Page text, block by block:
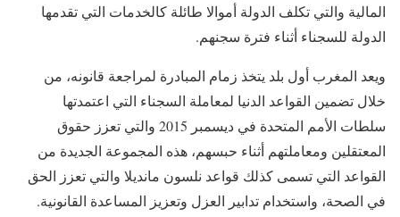
المالية والتي تكلف الدولة أموالا طائلة كالخدمات التي تقدمها
الدولة للسجناء أثناء فترة سجنهم.
ويعد المغرب أول بلد يتخذ زمام المبادرة لمراجعة قانونه، من
خلال تضمين القواعد الدنيا لمعاملة السجناء التي اعتمدتها
سلطات الأمم المتحدة في ديسمبر 2015 والتي تعزز حقوق
المعتقلين ومعاملتهم أثناء حبسهم، هذه المجموعة الجديدة من
القواعد التي تسمى كذلك قواعد نلسون مانديلا والتي تعزز الحق
في الصحة، واستخدام تدابير العزل وتعزيز المساعدة القانونية.